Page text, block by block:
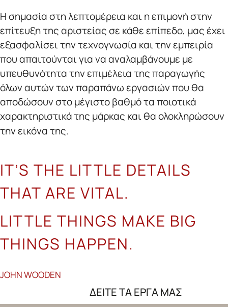
Η σημασία στη λεπτομέρεια και η επιμονή στην
επίτευξη της αριστείας σε κάθε επίπεδο, μας έχει
εξασφαλίσει την τεχνογνωσία και την εμπειρία
που απαιτούνται για να αναλαμβάνουμε με
υπευθυνότητα την επιμέλεια της παραγωγής
όλων αυτών των παραπάνω εργασιών που θα
αποδώσουν στο μέγιστο βαθμό τα ποιοτικά
χαρακτηριστικά της μάρκας και θα ολοκληρώσουν
την εικόνα της.
ΙT’S THE LITTLE DETAILS
THAT ARE VITAL.
LITTLE THINGS MAKE BIG
THINGS HAPPEN.
JOHN WOODEN
ΔΕΙΤΕ ΤΑ ΕΡΓΑ ΜΑΣ